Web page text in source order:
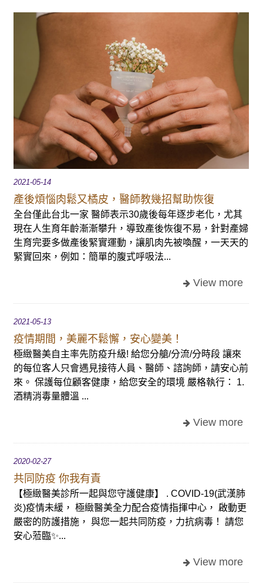
2021-05-14
產後煩惱肉鬆又橘皮，醫師教幾招幫助恢復
全台僅此台北一家 醫師表示30歲後每年逐步老化，尤其
現在人生育年齡漸漸攀升，導致產後恢復不易，針對產婦
生育完要多做產後緊實運動，讓肌肉先被喚醒，一天天的
緊實回來，例如：簡單的腹式呼吸法...
2021-05-13
疫情期間，美麗不鬆懈，安心變美！
極緻醫美自主率先防疫升級! 給您分艙/分流/分時段 讓來
的每位客人只會遇見接待人員、醫師、諮詢師，請安心前
來。 保護每位顧客健康，給您安全的環境 嚴格執行： 1.
酒精消毒量體溫 ...
2020-02-27
共同防疫 你我有責
【極緻醫美診所一起與您守護健康】 . COVID-19(武漢肺
炎)疫情未緩， 極緻醫美全力配合疫情指揮中心， 啟動更
嚴密的防護措施， 與您一起共同防疫，力抗病毒！ 請您
安心蒞臨✨...